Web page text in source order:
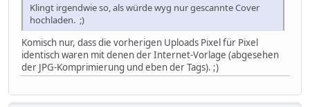
Klingt irgendwie so, als würde wyg nur gescannte Cover
hochladen. ;)
Komisch nur, dass die vorherigen Uploads Pixel für Pixel
identisch waren mit denen der Internet-Vorlage (abgesehen
der JPG-Komprimierung und eben der Tags). ;)